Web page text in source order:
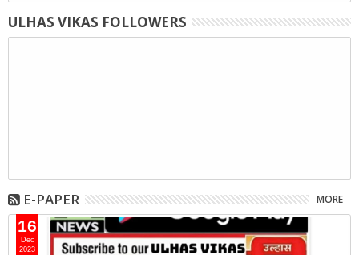
ULHAS VIKAS FOLLOWERS
E-PAPER MORE
16
Dec
2023